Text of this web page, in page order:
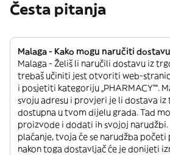
Česta pitanja
Malaga - Kako mogu naručiti
Malaga - Želiš li naručili dostavu iz
trebaš učiniti jest otvoriti web-
i posjetiti kategoriju „PHARMACY”“.
svoju adresu i provjeri je li dostava
dostupna u tvom dijelu grada. Tad
proizvode i dodati ih svojoj narudžbi.
plaćanje, tvoja će se narudžba
nakon toga dostavljač će je donijeti